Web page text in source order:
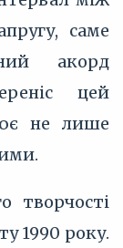
саме
акорд
цей
не лише
творчості
1990 року.